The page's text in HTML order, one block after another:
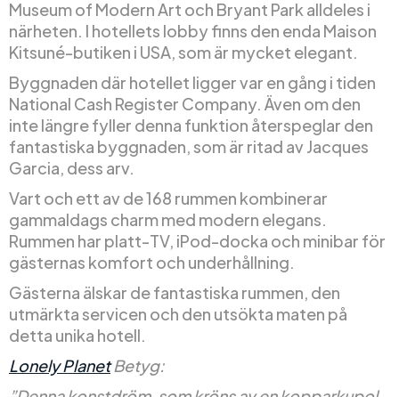
Museum of Modern Art och Bryant Park alldeles i
närheten. I hotellets lobby finns den enda Maison
Kitsuné-butiken i USA, som är mycket elegant.
Byggnaden där hotellet ligger var en gång i tiden
National Cash Register Company. Även om den
inte längre fyller denna funktion återspeglar den
fantastiska byggnaden, som är ritad av Jacques
Garcia, dess arv.
Vart och ett av de 168 rummen kombinerar
gammaldags charm med modern elegans.
Rummen har platt-TV, iPod-docka och minibar för
gästernas komfort och underhållning.
Gästerna älskar de fantastiska rummen, den
utmärkta servicen och den utsökta maten på
detta unika hotell.
Lonely PlanetBetyg: